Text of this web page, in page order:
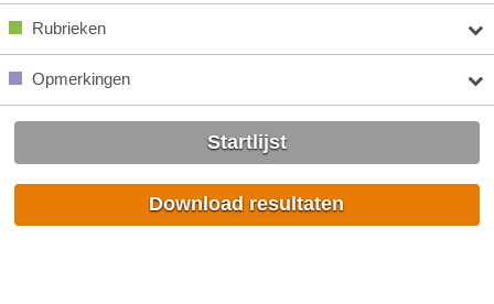
Rubrieken
Opmerkingen
Startlijst
Download resultaten